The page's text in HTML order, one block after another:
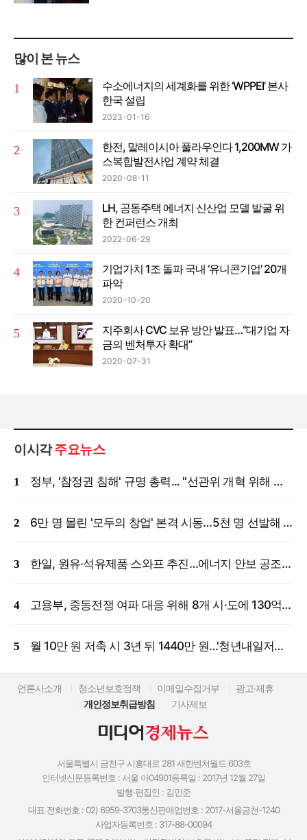
많이 본 뉴스
수소에너지의 세계화를 위한 ‘WPPEI’ 본사
한국 설립
2023-01-16
한전, 말레이시아 풀라우인다 1,200MW 가
스복합발전사업 계약 체결
2020-08-11
LH, 공동주택 에너지 신산업 모델 발굴 위
한 컨퍼런스 개최
2022-06-29
기업가치 1조 돌파 국내 ‘유니콘기업’ 20개
파악
2020-10-20
지주회사 CVC 보유 방안 발표…“대기업 자
금의 벤처투자 확대”
2020-07-31
이시각주요뉴스
정부, '참정권 침해' 규명 총력... "선관위 개혁 위해 국정조사 등 모든 조치"
6만 명 몰린 '모두의 창업' 본격 시동…5천 명 선발해 밀착 지원
한일, 원유·석유제품 스와프 추진…에너지 안보 공조 강화
고용부, 중동전쟁 여파 대응 위해 8개 시·도에 130억 원 긴급 투입
월 10만 원 저축 시 3년 뒤 1440만 원…'청년내일저축계좌' 신규 모집
언론사소개 청소년보호정책 이메일수집거부
광고·제휴
개인정보취급방침
기사제보
서울특별시 금천구 시흥대로 281 새한벤처월드 603호
인터넷신문등록번호 : 서울 아04901등록일 : 2017년 12월 27일
발행·편집인 : 김민준
대표 전화번호 : 02) 6959-3703통신판매업번호 : 2017-서울금천-1240
사업자등록번호 : 317-88-00094